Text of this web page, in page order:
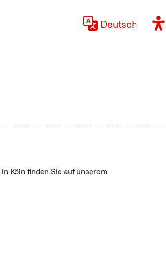
Deutsch
Köln finden Sie auf unserem